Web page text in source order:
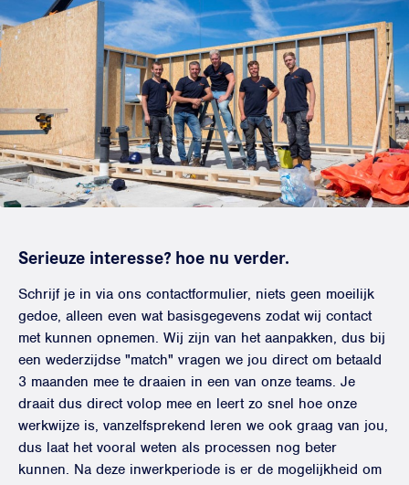
Serieuze interesse? hoe nu verder.
Schrijf je in via ons contactformulier, niets geen moeilijk
gedoe, alleen even wat basisgegevens zodat wij contact
met kunnen opnemen. Wij zijn van het aanpakken, dus bij
een wederzijdse "match" vragen we jou direct om betaald
3 maanden mee te draaien in een van onze teams. Je
draait dus direct volop mee en leert zo snel hoe onze
werkwijze is, vanzelfsprekend leren we ook graag van jou,
dus laat het vooral weten als processen nog beter
kunnen. Na deze inwerkperiode is er de mogelijkheid om